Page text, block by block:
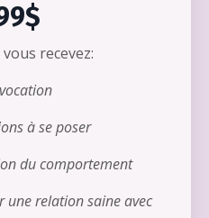
recevez:
à se poser
du comportement
une relation saine avec